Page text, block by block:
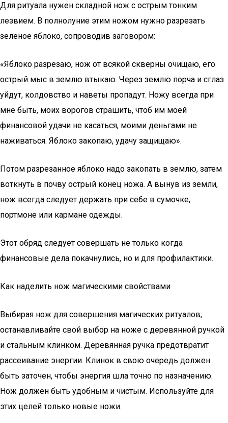
Для ритуала нужен складной нож с острым тонким
лезвием. В полнолуние этим ножом нужно разрезать
зеленое яблоко, сопроводив заговором:
«Яблоко разрезаю, нож от всякой скверны очищаю, его
острый мыс в землю втыкаю. Через землю порча и сглаз
уйдут, колдовство и наветы пропадут. Ножу всегда при
мне быть, моих ворогов страшить, чтоб им моей
финансовой удачи не касаться, моими деньгами не
наживаться. Яблоко закопаю, удачу защищаю».
Потом разрезанное яблоко надо закопать в землю, затем
воткнуть в почву острый конец ножа. А вынув из земли,
нож всегда следует держать при себе в сумочке,
портмоне или кармане одежды.
Этот обряд следует совершать не только когда
финансовые дела покачнулись, но и для профилактики.
Как наделить нож магическими свойствами
Выбирая нож для совершения магических ритуалов,
останавливайте свой выбор на ноже с деревянной ручкой
и стальным клинком. Деревянная ручка предотвратит
рассеивание энергии. Клинок в свою очередь должен
быть заточен, чтобы энергия шла точно по назначению.
Нож должен быть удобным и чистым. Используйте для
этих целей только новые ножи.